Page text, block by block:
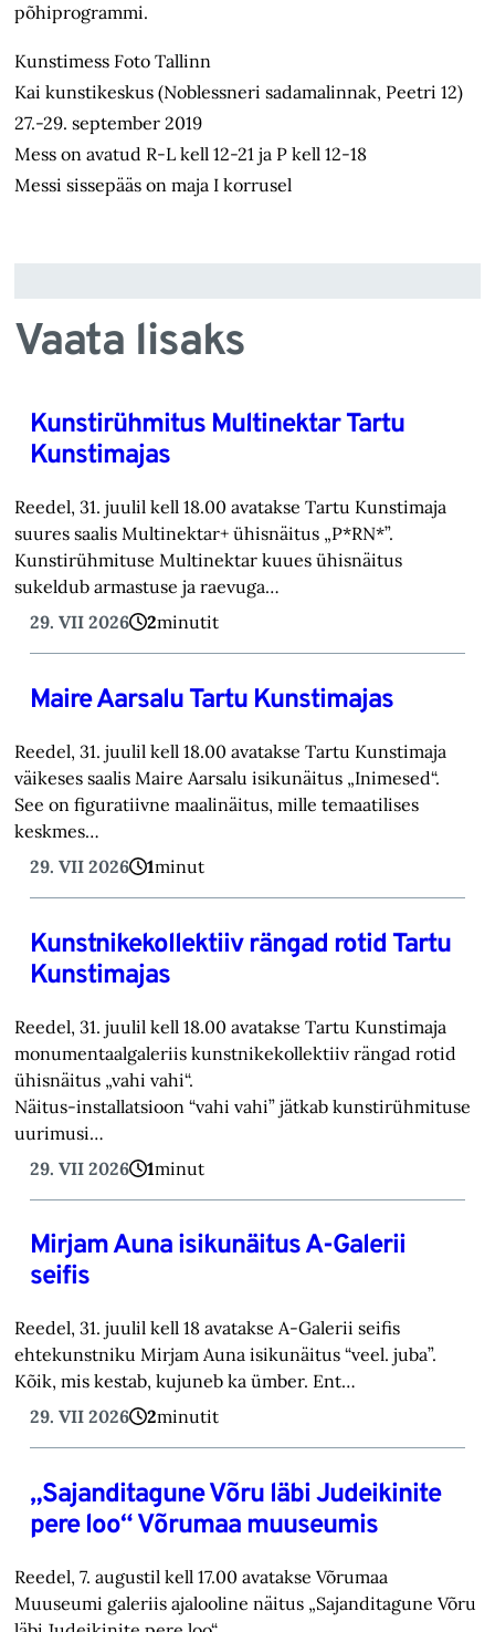
põhiprogrammi.
Kunstimess Foto Tallinn
Kai kunstikeskus (Noblessneri sadamalinnak, Peetri 12)
27.-29. september 2019
Mess on avatud R-L kell 12-21 ja P kell 12-18
Messi sissepääs on maja I korrusel
Vaata lisaks
Kunstirühmitus Multinektar Tartu
Kunstimajas
Reedel, 31. juulil kell 18.00 avatakse Tartu Kunstimaja
suures saalis Multinektar+ ühisnäitus „P*RN*”.
Kunstirühmituse Multinektar kuues ühisnäitus
sukeldub armastuse ja raevuga…
29. VII 2026
2minutit
Maire Aarsalu Tartu Kunstimajas
Reedel, 31. juulil kell 18.00 avatakse Tartu Kunstimaja
väikeses saalis Maire Aarsalu isikunäitus „Inimesed“.
See on figuratiivne maalinäitus, mille temaatilises
keskmes…
29. VII 2026
1minut
Kunstnikekollektiiv rängad rotid Tartu
Kunstimajas
Reedel, 31. juulil kell 18.00 avatakse Tartu Kunstimaja
monumentaalgaleriis kunstnikekollektiiv rängad rotid
ühisnäitus „vahi vahi“.
Näitus-installatsioon “vahi vahi” jätkab kunstirühmituse
uurimusi…
29. VII 2026
1minut
Mirjam Auna isikunäitus A-Galerii
seifis
Reedel, 31. juulil kell 18 avatakse A-Galerii seifis
ehtekunstniku Mirjam Auna isikunäitus “veel. juba”.
Kõik, mis kestab, kujuneb ka ümber. Ent…
29. VII 2026
2minutit
„Sajanditagune Võru läbi Judeikinite
pere loo“ Võrumaa muuseumis
Reedel, 7. augustil kell 17.00 avatakse Võrumaa
Muuseumi galeriis ajalooline näitus „Sajanditagune Võru